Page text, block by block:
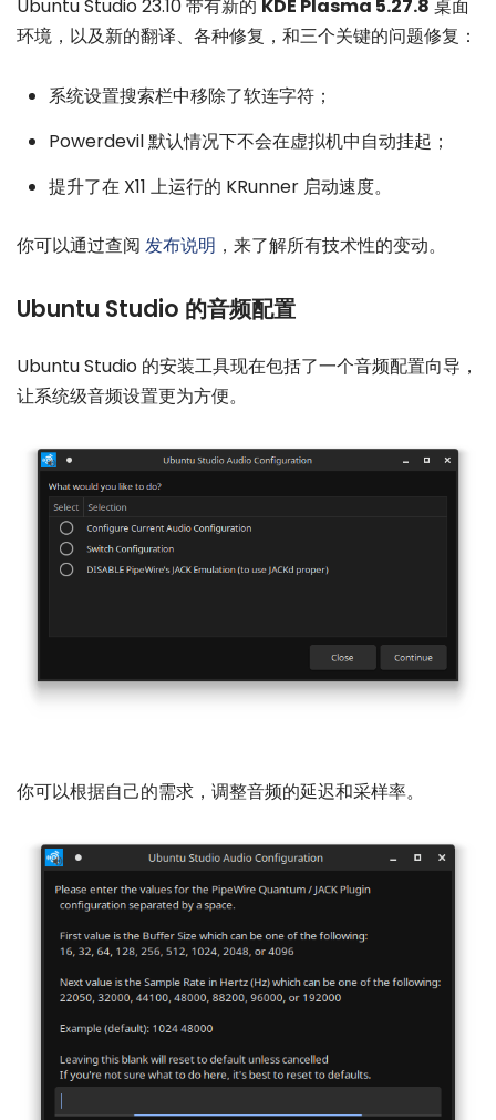
Ubuntu Studio 23.10 带有新的 KDE Plasma 5.27.8 桌面
环境，以及新的翻译、各种修复，和三个关键的问题修复：
系统设置搜索栏中移除了软连字符；
Powerdevil 默认情况下不会在虚拟机中自动挂起；
提升了在 X11 上运行的 KRunner 启动速度。
你可以通过查阅 发布说明 ，来了解所有技术性的变动。
Ubuntu Studio 的音频配置
Ubuntu Studio 的安装工具现在包括了一个音频配置向导，
让系统级音频设置更为方便。
你可以根据自己的需求，调整音频的延迟和采样率。